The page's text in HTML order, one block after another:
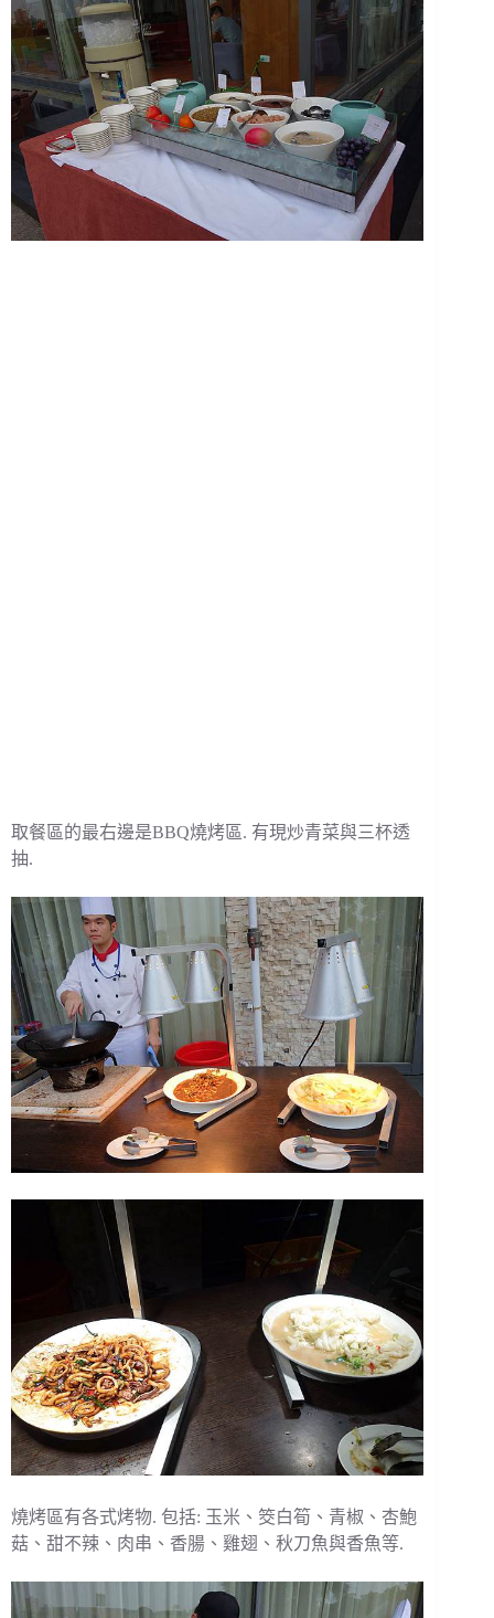
取餐區的最右邊是BBQ燒烤區. 有現炒青菜與三杯透
抽.
燒烤區有各式烤物. 包括: 玉米、筊白筍、青椒、杏鮑
菇、甜不辣、肉串、香腸、雞翅、秋刀魚與香魚等.